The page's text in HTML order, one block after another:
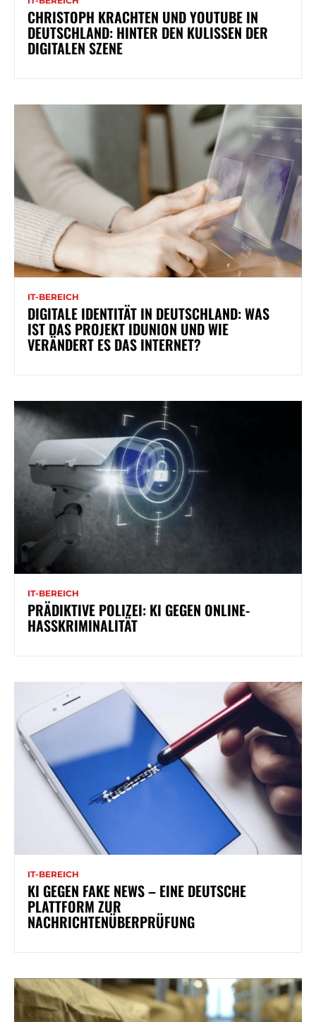
CHRISTOPH KRACHTEN UND YOUTUBE IN
DEUTSCHLAND: HINTER DEN KULISSEN DER
DIGITALEN SZENE
IT-BEREICH
DIGITALE IDENTITÄT IN DEUTSCHLAND: WAS
IST DAS PROJEKT IDUNION UND WIE
VERÄNDERT ES DAS INTERNET?
IT-BEREICH
PRÄDIKTIVE POLIZEI: KI GEGEN ONLINE-
HASSKRIMINALITÄT
IT-BEREICH
KI GEGEN FAKE NEWS – EINE DEUTSCHE
PLATTFORM ZUR
NACHRICHTENÜBERPRÜFUNG